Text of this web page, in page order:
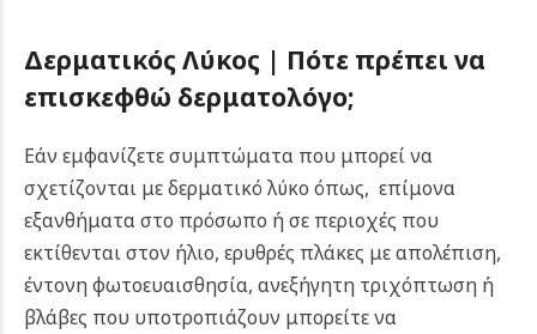
Δερματικός Λύκος | Πότε πρέπει να
επισκεφθώ δερματολόγο;
Εάν εμφανίζετε συμπτώματα που μπορεί να
σχετίζονται με δερματικό λύκο όπως, επίμονα
εξανθήματα στο πρόσωπο ή σε περιοχές που
εκτίθενται στον ήλιο, ερυθρές πλάκες με απολέπιση,
έντονη φωτοευαισθησία, ανεξήγητη τριχόπτωση ή
βλάβες που υποτροπιάζουν μπορείτε να